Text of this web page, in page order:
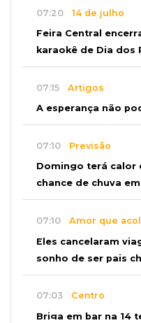
07:20 14 de julho
Feira Central
karaokê de Dia dos
07:15 Artigos
A esperança não
07:10 Previsão
Domingo terá calor
chance de chuva em
07:10 Amor que
Eles cancelaram
sonho de ser pais
07:03 Centro
Briga em bar na 14